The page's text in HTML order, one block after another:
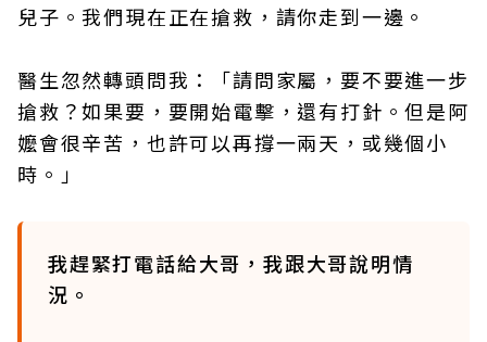
兒子。我們現在正在搶救，請你走到一邊。
醫生忽然轉頭問我：「請問家屬，要不要進一步
搶救？如果要，要開始電擊，還有打針。但是阿
嬤會很辛苦，也許可以再撐一兩天，或幾個小
時。」
我趕緊打電話給大哥，我跟大哥說明情
況。